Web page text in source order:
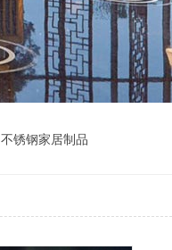
不锈钢家居制品